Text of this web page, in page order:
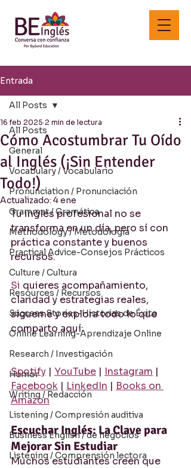
Entrada
All Posts
General
Vocabulary / Vocabulario
Pronunciation / Pronunciación
Grammar / Gramática
Methodology / Metodología
Practical Advice-Consejos Prácticos
Culture / Cultura
Resources / Recursos
Success Stories-Historias de Éxito
Online Learning-Aprendizaje Online
Research / Investigación
Humor
Writing / Redacción
Listening / Compresión auditiva
Business English / de negocios
Listening / Comprensión lectora
All Posts
Cómo Acostumbrar Tu Oído
al Inglés (¡Sin Entender
Todo!)
16 feb 2025 2 min de lectura
Actualizado: 4 ene
Tu inglés profesional no se
transforma en un día, pero sí con
práctica constante y buenos
recursos.
Si quieres acompañamiento,
claridad y estrategias reales,
sígueme y explora todo lo que
comparto aquí:
Spotify | YouTube | Instagram |
Facebook | LinkedIn | Books on
Amazon
Escuchar Inglés: La Clave para
Mejorar Sin Estudiar
Muchos estudiantes creen que